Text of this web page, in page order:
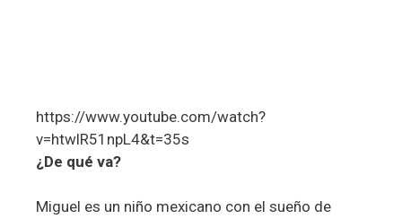
https://www.youtube.com/watch?
v=htwlR51npL4&t=35s
¿De qué va?
Miguel es un niño mexicano con el sueño de